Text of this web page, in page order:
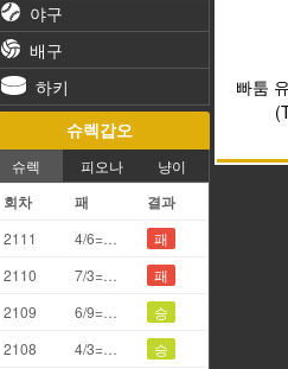
야구
배구
하키
슈렉갑오
슈렉 피오나 냥이
회차 패 결과
2111 4/6=0끗(망통)
패
2110
7/3=0끗(망통)
패
2109
6/9=5끗
승
2108
4/3=7끗
승
빠툼